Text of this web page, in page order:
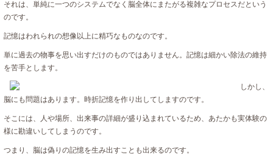
それは、単純に一つのシステムでなく脳全体にまたがる複雑なプロセスだという
のです。
記憶はわれられの想像以上に精巧なものなのです。
単に過去の物事を思い出すだけのものではありません。記憶は細かい除法の維持
を苦手とします。
しかし、
脳にも問題はあります。時折記憶を作り出してしますのです。
そこには、人や場所、出来事の詳細が盛り込まれているため、あたかも実体験の
様に勘違いしてしまうのです。
つまり、脳は偽りの記憶を生み出すことも出来るのです。